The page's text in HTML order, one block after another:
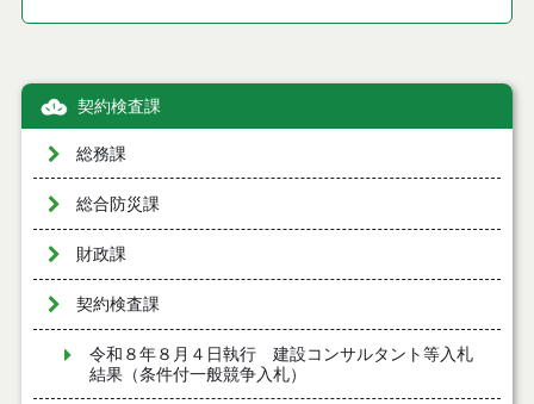
契約検査課
総務課
総合防災課
財政課
契約検査課
令和８年８月４日執行 建設コンサルタント等入札
結果（条件付一般競争入札）